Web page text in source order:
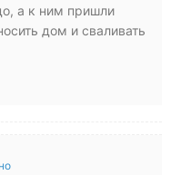
а к ним пришли
дом и сваливать